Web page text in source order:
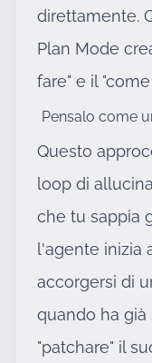
direttamente.
Plan Mode
fare" e il "come
Pensalo come
Questo
loop di
che tu sappia
l'agente inizia
accorgersi di
quando ha
"patchare" il